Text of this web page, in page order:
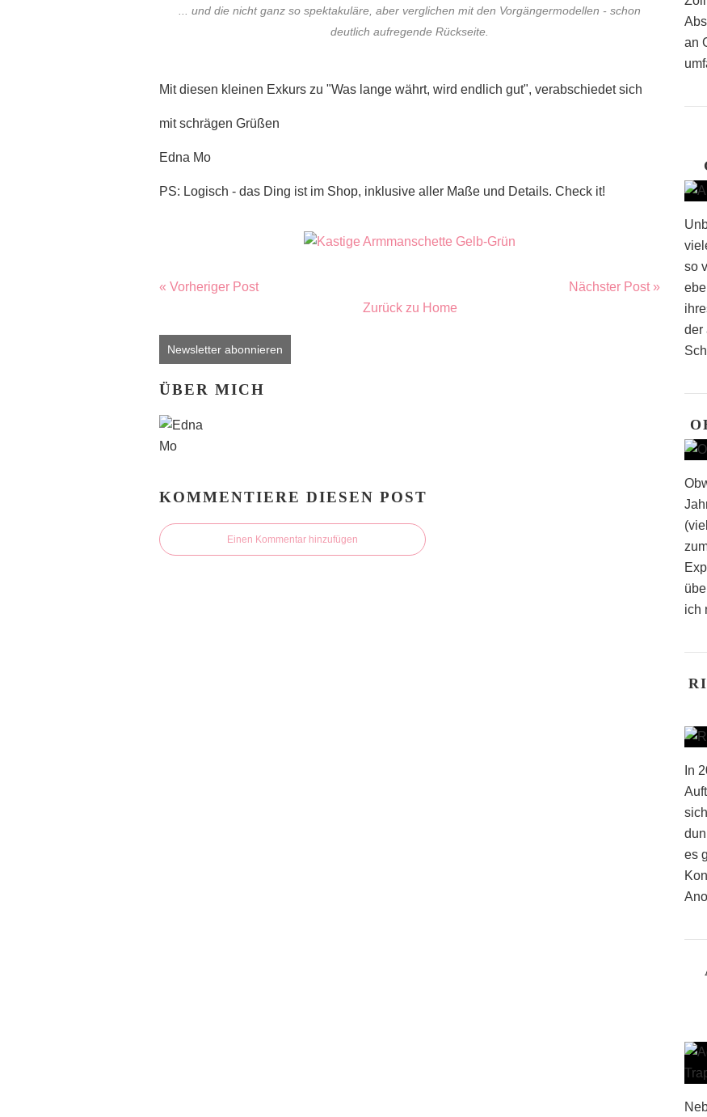
... und die nicht ganz so spektakuläre, aber verglichen mit den Vorgängermodellen - schon
deutlich aufregende Rückseite.
Mit diesen kleinen Exkurs zu "Was lange währt, wird endlich gut", verabschiedet sich
mit schrägen Grüßen
Edna Mo
PS: Logisch - das Ding ist im Shop, inklusive aller Maße und Details. Check it!
« Vorheriger Post
Nächster Post »
Zurück zu Home
Newsletter abonnieren
ÜBER MICH
KOMMENTIERE DIESEN POST
Einen Kommentar hinzufügen
an
so
der
ich
In
es